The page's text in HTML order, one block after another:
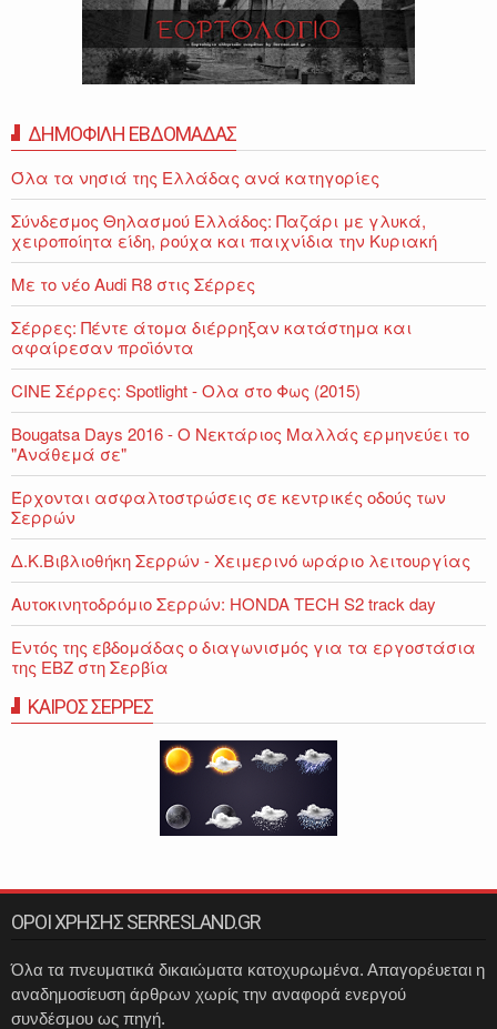
ΔΗΜΟΦΙΛΗ ΕΒΔΟΜΑΔΑΣ
Όλα τα νησιά της Ελλάδας ανά κατηγορίες
Σύνδεσμος Θηλασμού Ελλάδος: Παζάρι με γλυκά,
χειροποίητα είδη, ρούχα και παιχνίδια την Κυριακή
Με το νέο Audi R8 στις Σέρρες
Σέρρες: Πέντε άτομα διέρρηξαν κατάστημα και
αφαίρεσαν προϊόντα
CINE Σέρρες: Spotlight - Ολα στο Φως (2015)
Bougatsa Days 2016 - Ο Νεκτάριος Μαλλάς ερμηνεύει το
"Ανάθεμά σε"
Έρχονται ασφαλτοστρώσεις σε κεντρικές οδούς των
Σερρών
Δ.Κ.Βιβλιοθήκη Σερρών - Χειμερινό ωράριο λειτουργίας
Αυτοκινητοδρόμιο Σερρών: HONDA TECH S2 track day
Εντός της εβδομάδας ο διαγωνισμός για τα εργοστάσια
της ΕΒΖ στη Σερβία
ΚΑΙΡΟΣ ΣΕΡΡΕΣ
ΟΡΟΙ ΧΡΗΣΗΣ SERRESLAND.GR
Όλα τα πνευματικά δικαιώματα κατοχυρωμένα. Απαγορέυεται η
αναδημοσίευση άρθρων χωρίς την αναφορά ενεργού
συνδέσμου ως πηγή.